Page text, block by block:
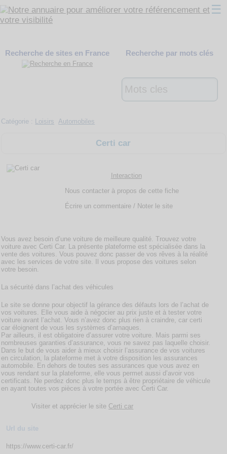
☰
Webmaster
Recherche de sites en France Recherche par mots clés
Catégorie : Loisirs Automobiles
Certi car
Interaction
Nous contacter à propos de cette fiche
Écrire un commentaire / Noter le site
Vous avez besoin d’une voiture de meilleure qualité. Trouvez votre
voiture avec Certi Car. La présente plateforme est spécialisée dans la
vente des voitures. Vous pouvez donc passer de vos rêves à la réalité
avec les services de votre site. Il vous propose des voitures selon
votre besoin.
La sécurité dans l’achat des véhicules
Le site se donne pour objectif la gérance des défauts lors de l’achat de
vos voitures. Elle vous aide à négocier au prix juste et à tester votre
voiture avant l’achat. Vous n’avez donc plus rien à craindre, car certi
car éloignent de vous les systèmes d’arnaques.
Par ailleurs, il est obligatoire d’assurer votre voiture. Mais parmi ses
nombreuses garanties d’assurance, vous ne savez pas laquelle choisir.
Dans le but de vous aider à mieux choisir l’assurance de vos voitures
en circulation, la plateforme met à votre disposition les assurances
automobile. En dehors de toutes ses assurances que vous avez en
vous rendant sur la plateforme, elle vous permet aussi d’avoir vos
certificats. Ne perdez donc plus le temps à être propriétaire de véhicule
en ayant toutes vos pièces à votre portée avec Certi Car.
Visiter et apprécier le site Certi car
Url du site
https://www.certi-car.fr/